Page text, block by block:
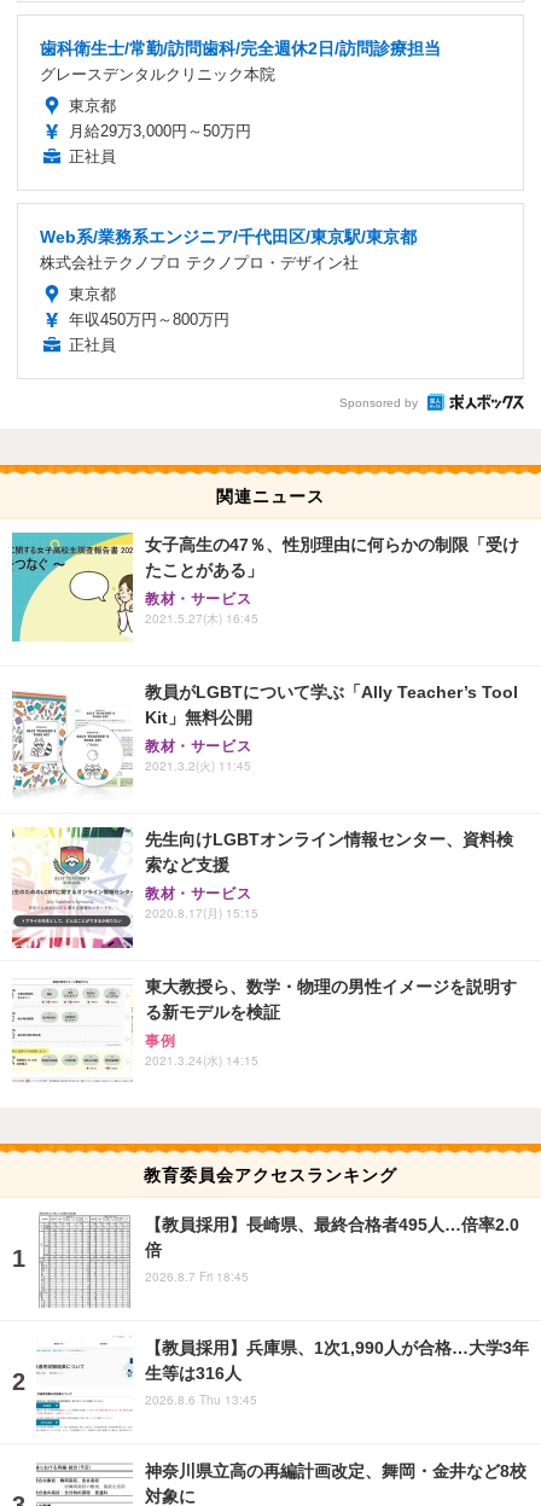
歯科衛生士/常勤/訪問歯科/完全週休2日/訪問診療担当
グレースデンタルクリニック本院
東京都
月給29万3,000円～50万円
正社員
Web系/業務系エンジニア/千代田区/東京駅/東京都
株式会社テクノプロ テクノプロ・デザイン社
東京都
年収450万円～800万円
正社員
Sponsored by
関連ニュース
女子高生の47％、性別理由に何らかの制限「受け
たことがある」
教材・サービス
2021.5.27(木) 16:45
教員がLGBTについて学ぶ「Ally Teacher’s Tool
Kit」無料公開
教材・サービス
2021.3.2(火) 11:45
先生向けLGBTオンライン情報センター、資料検
索など支援
教材・サービス
2020.8.17(月) 15:15
東大教授ら、数学・物理の男性イメージを説明す
る新モデルを検証
事例
2021.3.24(水) 14:15
教育委員会アクセスランキング
【教員採用】長崎県、最終合格者495人…倍率2.0
倍
2026.8.7 Fri 18:45
【教員採用】兵庫県、1次1,990人が合格…大学3年
生等は316人
2026.8.6 Thu 13:45
神奈川県立高の再編計画改定、舞岡・金井など8校
対象に